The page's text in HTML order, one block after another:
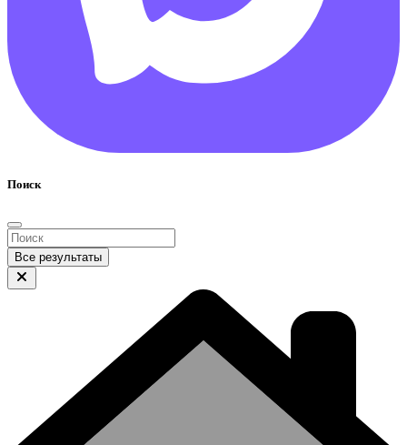
Поиск
Все результаты